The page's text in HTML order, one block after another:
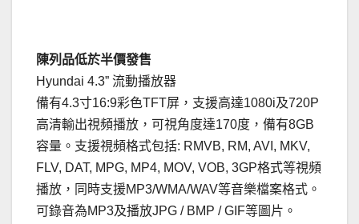
陳列品低於半價發售
Hyundai 4.3” 流動播放器
備有4.3寸16:9彩色TFT屏，支援高達1080i及720P
高清輸出視頻播放，可視角度達170度，備有8GB
容量。支援視頻格式包括: RMVB, RM, AVI, MKV,
FLV, DAT, MPG, MP4, MOV, VOB, 3GP格式等視頻
播放，同時支援MP3/WMA/WAV等音樂檔案格式。
可錄音為MP3及播放JPG / BMP / GIF等圖片。